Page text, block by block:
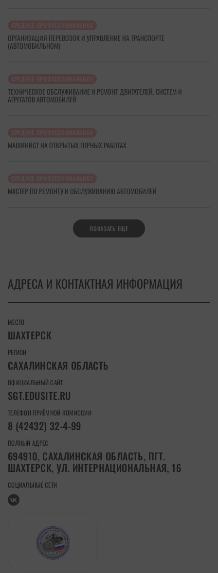
ОРГАНИЗАЦИЯ ПЕРЕВОЗОК И УПРАВЛЕНИЕ НА ТРАНСПОРТЕ
(АВТОМОБИЛЬНОМ)
ТЕХНИЧЕСКОЕ ОБСЛУЖИВАНИЕ И РЕМОНТ ДВИГАТЕЛЕЙ, СИСТЕМ И
АГРЕГАТОВ АВТОМОБИЛЕЙ
МАШИНИСТ НА ОТКРЫТЫХ ГОРНЫХ РАБОТАХ
МАСТЕР ПО РЕМОНТУ И ОБСЛУЖИВАНИЮ АВТОМОБИЛЕЙ
ПОКАЗАТЬ ЕЩЕ
АДРЕСА И КОНТАКТНАЯ ИНФОРМАЦИЯ
МЕСТО
ШАХТЕРСК
РЕГИОН
САХАЛИНСКАЯ ОБЛАСТЬ
ОФИЦИАЛЬНЫЙ САЙТ
SGT.EDUSITE.RU
ТЕЛЕФОН ПРИЁМНОЙ КОМИССИИ
8 (42432) 32-4-99
ПОЛНЫЙ АДРЕС
694910, САХАЛИНСКАЯ ОБЛАСТЬ, ПГТ.
ШАХТЕРСК, УЛ. ИНТЕРНАЦИОНАЛЬНАЯ, 16
СОЦИАЛЬНЫЕ СЕТИ